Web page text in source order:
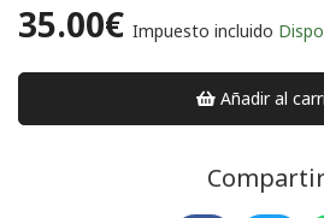
35.00€ Impuesto incluido
Añadir al